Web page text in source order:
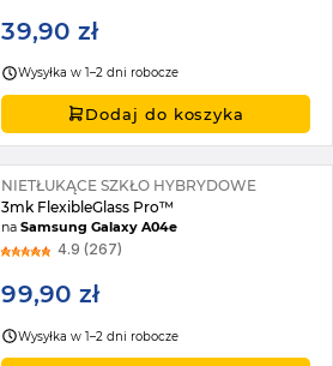
39,90 zł
Wysyłka w 1–2 dni robocze
Dodaj do koszyka
NIETŁUKĄCE SZKŁO HYBRYDOWE
3mk FlexibleGlass Pro™
naSamsung Galaxy A04e
4.9 (267)
99,90 zł
Wysyłka w 1–2 dni robocze